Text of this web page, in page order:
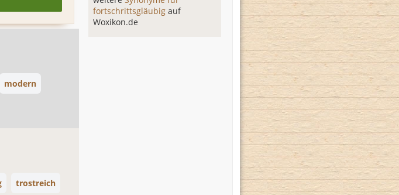
modern
trostreich
fortschrittsgläubigauf
Woxikon.de